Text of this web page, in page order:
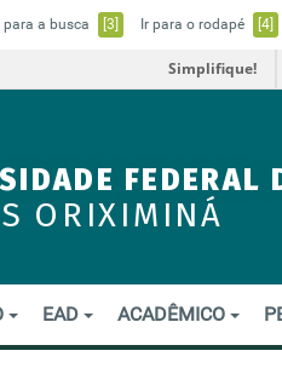
para a busca [3] Ir para o rodapé [4]
Simplifique!
FEDERAL
ORIXIMINÁ
EAD ACADÊMICO